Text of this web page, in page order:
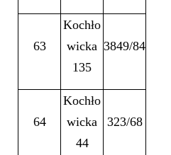
63
Kochło
wicka
135
3849/84
64
Kochło
wicka
44
323/68